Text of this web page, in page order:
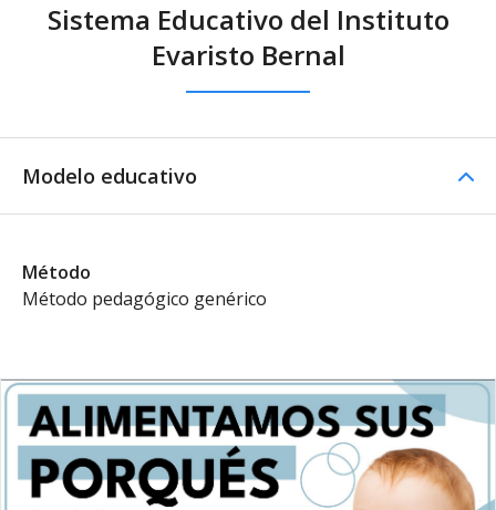
Sistema Educativo del Instituto
Evaristo Bernal
Modelo educativo
Método
Método pedagógico genérico